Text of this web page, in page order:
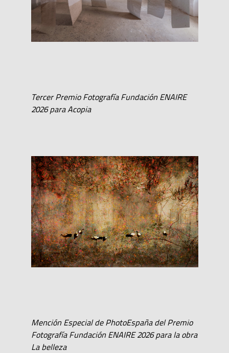
Tercer Premio Fotografía Fundación ENAIRE
2026 para Acopia
Mención Especial de PhotoEspaña del Premio
Fotografía Fundación ENAIRE 2026 para la obra
La belleza